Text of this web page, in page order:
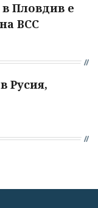
Пловдив е
ВСС
Русия,